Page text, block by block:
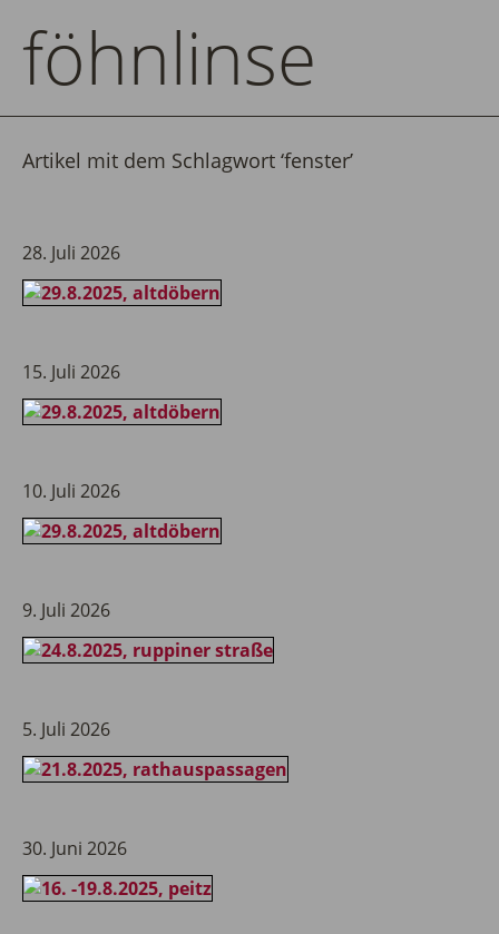
föhnlinse
Artikel mit dem Schlagwort ‘fenster’
28. Juli 2026
15. Juli 2026
10. Juli 2026
9. Juli 2026
5. Juli 2026
30. Juni 2026